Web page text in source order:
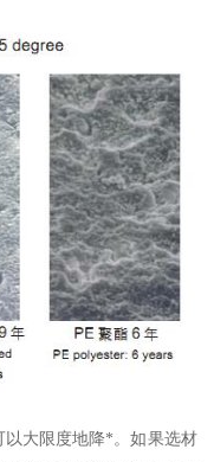
大限度地降*。如果选材